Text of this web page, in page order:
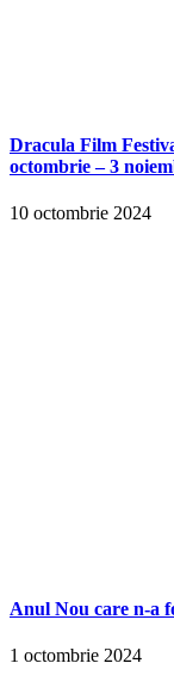
Dracula Film
octombrie – 3
10 octombrie 2024
Anul Nou care n-a
1 octombrie 2024